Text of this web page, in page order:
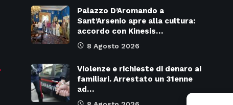
Palazzo D’Aromando a
Sant’Arsenio apre alla cultura:
accordo con Kinesis…
8 Agosto 2026
Violenze e richieste di denaro ai
familiari. Arrestato un 31enne
ad…